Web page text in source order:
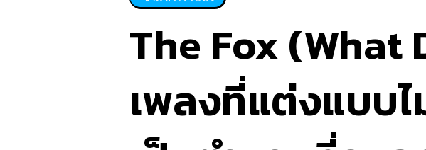
The Fox (What
เพลงที่แต่งแบบ